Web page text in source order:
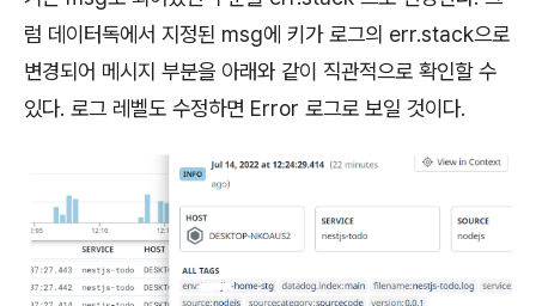
럼 데이터독에서 지정된 msg에 키가 로그의 err.stack으로
변경되어 메시지 부분을 아래와 같이 직관적으로 확인할 수
있다. 로그 레벨도 수정하면 Error 로그로 보일 것이다.